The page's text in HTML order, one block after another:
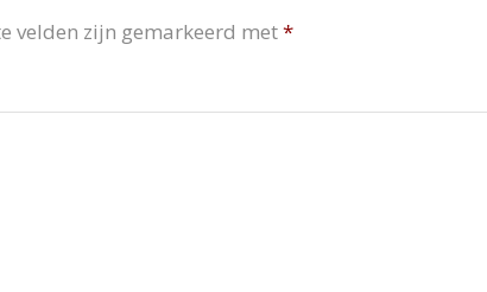
velden zijn gemarkeerd met*